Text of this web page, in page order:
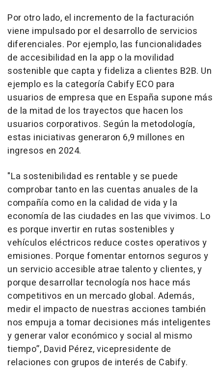
Por otro lado, el incremento de la facturación
viene impulsado por el desarrollo de servicios
diferenciales. Por ejemplo, las funcionalidades
de accesibilidad en la app o la movilidad
sostenible que capta y fideliza a clientes B2B. Un
ejemplo es la categoría Cabify ECO para
usuarios de empresa que en España supone más
de la mitad de los trayectos que hacen los
usuarios corporativos. Según la metodología,
estas iniciativas generaron 6,9 millones en
ingresos en 2024.
"La sostenibilidad es rentable y se puede
comprobar tanto en las cuentas anuales de la
compañía como en la calidad de vida y la
economía de las ciudades en las que vivimos. Lo
es porque invertir en rutas sostenibles y
vehículos eléctricos reduce costes operativos y
emisiones. Porque fomentar entornos seguros y
un servicio accesible atrae talento y clientes, y
porque desarrollar tecnología nos hace más
competitivos en un mercado global. Además,
medir el impacto de nuestras acciones también
nos empuja a tomar decisiones más inteligentes
y generar valor económico y social al mismo
tiempo”, David Pérez, vicepresidente de
relaciones con grupos de interés de Cabify.